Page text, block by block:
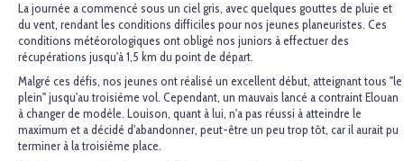
La journée a commencé sous un ciel gris, avec quelques gouttes de pluie et
du vent, rendant les conditions difficiles pour nos jeunes planeuristes. Ces
conditions météorologiques ont obligé nos juniors à effectuer des
récupérations jusqu'à 1,5 km du point de départ.
Malgré ces défis, nos jeunes ont réalisé un excellent début, atteignant tous "le
plein" jusqu'au troisième vol. Cependant, un mauvais lancé a contraint Elouan
à changer de modèle. Louison, quant à lui, n'a pas réussi à atteindre le
maximum et a décidé d'abandonner, peut-être un peu trop tôt, car il aurait pu
terminer à la troisième place.